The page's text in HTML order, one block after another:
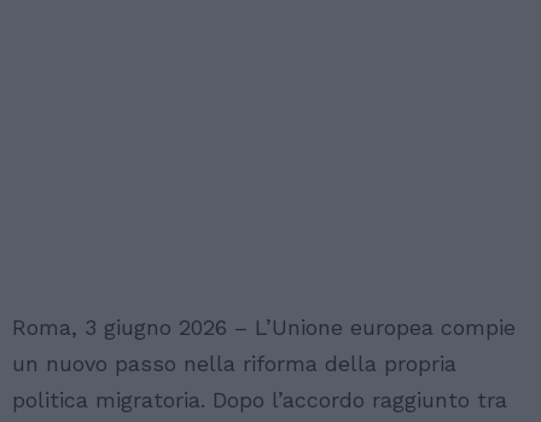
Roma, 3 giugno 2026 – L’Unione europea compie
un nuovo passo nella riforma della propria
politica migratoria. Dopo l’accordo raggiunto tra